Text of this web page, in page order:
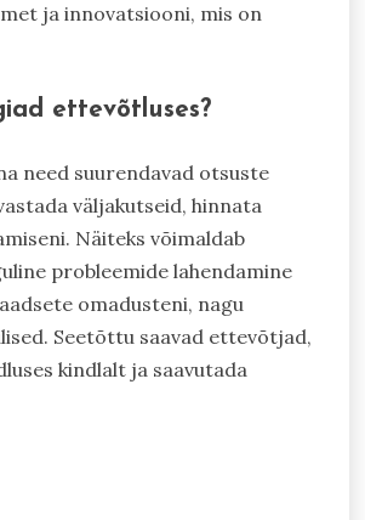
ja innovatsiooni, mis on
ettevõtluses?
need suurendavad otsuste
väljakutseid, hinnata
Näiteks võimaldab
probleemide lahendamine
omadusteni, nagu
Seetõttu saavad ettevõtjad,
kindlalt ja saavutada